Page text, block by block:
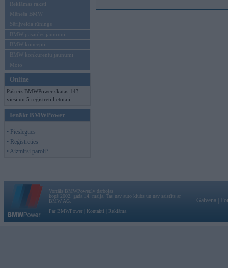
Reklāmas raksti
Mēneša BMW
Sērijveida tūnings
BMW pasaules jaunumi
BMW koncepti
BMW konkurentu jaunumi
Moto
Online
Pašreiz BMWPower skatās 143
viesi un 5 reģistrēti lietotāji.
Ienākt BMWPower
• Pieslēgties
• Reģistrēties
• Aizmirsi paroli?
Vortāls BMWPower.lv darbojas
kopš 2002. gada 14. maija. Tas nav auto klubs un nav saistīts ar
BMW AG.
Par BMWPower
Kontakti Reklāma
Galvena